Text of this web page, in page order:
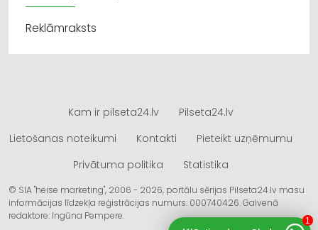
Reklāmraksts
Kam ir pilseta24.lv
Pilseta24.lv
Lietošanas noteikumi
Kontakti
Pieteikt uzņēmumu
Privātuma politika
Statistika
© SIA "heise marketing", 2006 - 2026, portālu sērijas Pilseta24.lv masu
informācijas līdzekļa reģistrācijas numurs: 000740426. Galvenā
redaktore: Ingūna Pempere.
1